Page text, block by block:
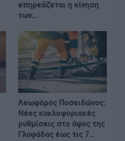
επηρεάζεται η κίνηση
των…
Λεωφόρος Ποσειδώνος:
Νέες κυκλοφοριακές
ρυθμίσεις στο ύψος της
Γλυφάδας έως τις 7…